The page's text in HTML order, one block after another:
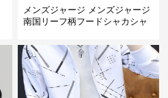
メンズジャージ メンズジャージ
南国リーフ柄フードシャカシャ